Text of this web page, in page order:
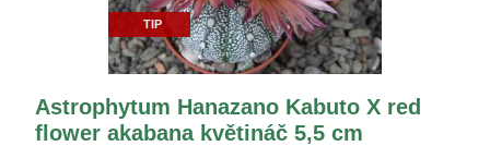
TIP
Astrophytum Hanazano Kabuto X red
flower akabana květináč 5,5 cm